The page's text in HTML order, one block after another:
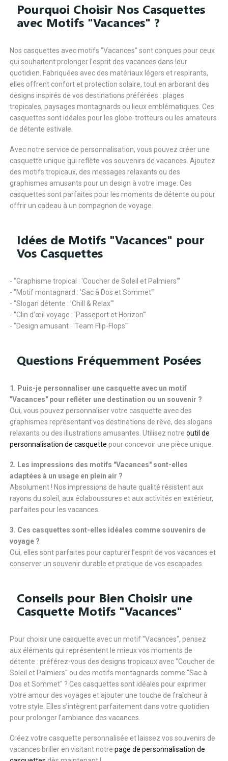
Pourquoi Choisir Nos Casquettes
avec Motifs "Vacances" ?
Nos casquettes avec motifs "Vacances" sont conçues pour ceux
qui souhaitent prolonger l'esprit des vacances dans leur
quotidien. Fabriquées avec des matériaux légers et respirants,
elles offrent confort et protection solaire, tout en arborant des
designs inspirés de vos destinations préférées : plages
tropicales, paysages montagnards ou lieux emblématiques. Ces
casquettes sont idéales pour les globe-trotteurs ou les amateurs
de détente estivale.
Avec notre service de personnalisation, vous pouvez créer une
casquette unique qui reflète vos souvenirs de vacances. Ajoutez
des motifs tropicaux, des messages relaxants ou des
graphismes amusants pour un design à votre image. Ces
casquettes sont parfaites pour les moments de détente ou pour
offrir un cadeau à un compagnon de voyage.
Idées de Motifs "Vacances" pour
Vos Casquettes
- "Graphisme tropical : 'Coucher de Soleil et Palmiers'"
- "Motif montagnard : 'Sac à Dos et Sommet'"
- "Slogan détente : 'Chill & Relax'"
- "Clin d’œil voyage : 'Passeport et Horizon'"
- "Design amusant : 'Team Flip-Flops'"
Questions Fréquemment Posées
1. Puis-je personnaliser une casquette avec un motif
"Vacances" pour refléter une destination ou un souvenir ?
Oui, vous pouvez personnaliser votre casquette avec des
graphismes représentant vos destinations de rêve, des slogans
relaxants ou des illustrations amusantes. Utilisez notre outil de
personnalisation de casquette pour concevoir une pièce unique.
2. Les impressions des motifs "Vacances" sont-elles
adaptées à un usage en plein air ?
Absolument ! Nos impressions de haute qualité résistent aux
rayons du soleil, aux éclaboussures et aux activités en extérieur,
parfaites pour les vacances.
3. Ces casquettes sont-elles idéales comme souvenirs de
voyage ?
Oui, elles sont parfaites pour capturer l’esprit de vos vacances et
conserver un souvenir durable et pratique de vos escapades.
Conseils pour Bien Choisir une
Casquette Motifs "Vacances"
Pour choisir une casquette avec un motif "Vacances", pensez
aux éléments qui représentent le mieux vos moments de
détente : préférez-vous des designs tropicaux avec "Coucher de
Soleil et Palmiers" ou des motifs montagnards comme "Sac à
Dos et Sommet" ? Ces casquettes sont idéales pour exprimer
votre amour des voyages et ajouter une touche de fraîcheur à
votre style. Elles s’intègrent parfaitement dans votre quotidien
pour prolonger l’ambiance des vacances.
Créez votre casquette personnalisée et laissez vos souvenirs de
vacances briller en visitant notre page de personnalisation de